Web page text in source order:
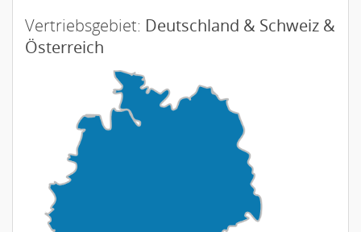
Vertriebsgebiet: Deutschland & Schweiz &
Österreich